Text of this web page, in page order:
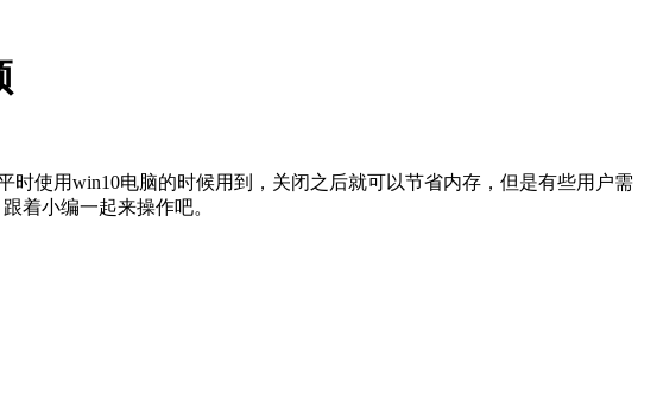
使用win10电脑的时候用到，关闭之后就可以节省内存，但是有些用户需
着小编一起来操作吧。